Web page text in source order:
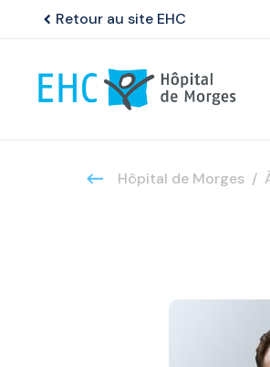
chevron_left Retour au site EHC
Hôpital de Morges